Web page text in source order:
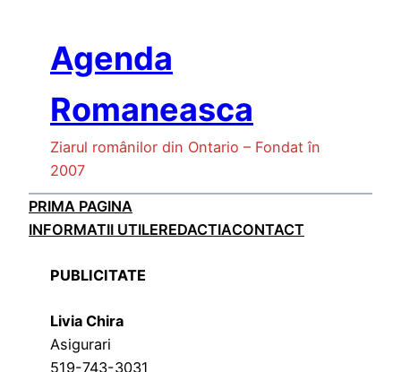
contentAgenda
Romaneasca
Ziarul românilor din Ontario – Fondat în
2007
PRIMA PAGINA
INFORMATII UTILEREDACTIACONTACT
PUBLICITATE
Livia Chira
Asigurari
519-743-3031